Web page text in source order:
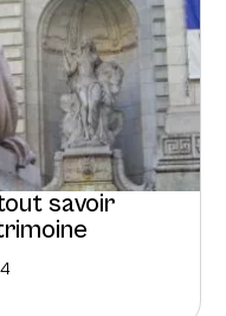
savoir